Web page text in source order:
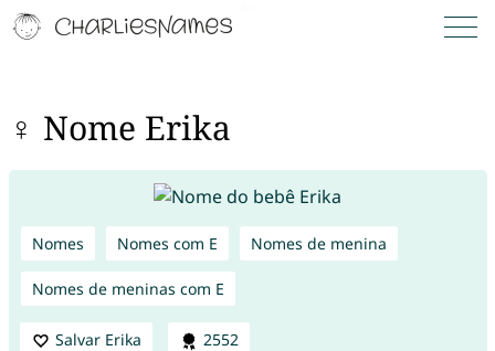
♀ Nome Erika
Nomes Nomes com E Nomes de menina
Nomes de meninas com E
Salvar Erika 2552